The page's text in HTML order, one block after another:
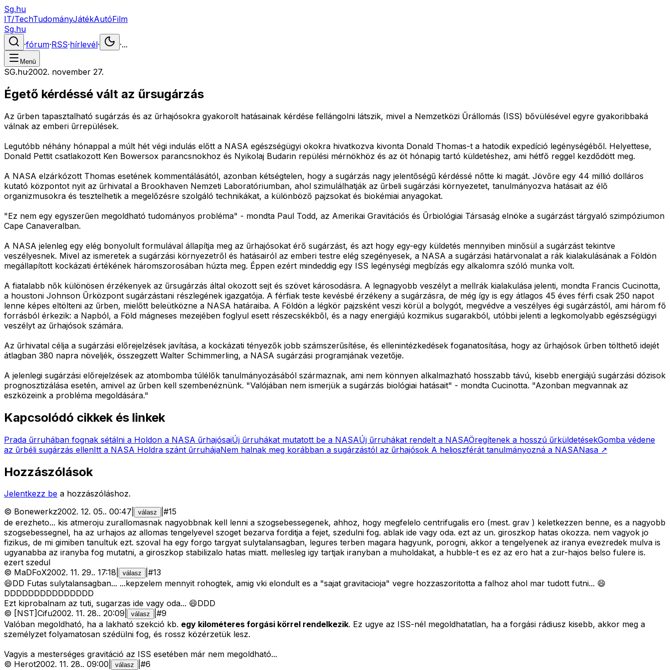
Sg.hu
IT/TechTudományJátékAutóFilm
Sg.hu
·fórum·RSS·hírlevél· ·...
Menü
SG.hu·2002. november 27.
Égető kérdéssé vált az űrsugárzás
Az űrben tapasztalható sugárzás és az űrhajósokra gyakorolt hatásainak kérdése fellángolni látszik, mivel a Nemzetközi Űrállomás (ISS) bővülésével egyre gyakoribbaká
válnak az emberi űrrepülések.
Legutóbb néhány hónappal a múlt hét végi indulás előtt a NASA egészségügyi okokra hivatkozva kivonta Donald Thomas-t a hatodik expedíció legénységéből. Helyettese,
Donald Pettit csatlakozott Ken Bowersox parancsnokhoz és Nyikolaj Budarin repülési mérnökhöz és az öt hónapig tartó küldetéshez, ami hétfő reggel kezdődött meg.
A NASA elzárkózott Thomas esetének kommentálásától, azonban kétségtelen, hogy a sugárzás nagy jelentőségű kérdéssé nőtte ki magát. Jövőre egy 44 millió dolláros
kutató központot nyit az űrhivatal a Brookhaven Nemzeti Laboratóriumban, ahol szimulálhatják az űrbeli sugárzási környezetet, tanulmányozva hatásait az élő
organizmusokra és tesztelhetik a megelőzésre szolgáló technikákat, a különböző pajzsokat és biokémiai anyagokat.
"Ez nem egy egyszerűen megoldható tudományos probléma" - mondta Paul Todd, az Amerikai Gravitációs és Űrbiológiai Társaság elnöke a sugárzást tárgyaló szimpóziumon
Cape Canaveralban.
A NASA jelenleg egy elég bonyolult formulával állapítja meg az űrhajósokat érő sugárzást, és azt hogy egy-egy küldetés mennyiben minősül a sugárzást tekintve
veszélyesnek. Mivel az ismeretek a sugárzási környezetről és hatásairól az emberi testre elég szegényesek, a NASA a sugárzási határvonalat a rák kialakulásának a Földön
megállapított kockázati értékének háromszorosában húzta meg. Éppen ezért mindeddig egy ISS legénységi megbízás egy alkalomra szóló munka volt.
A fiatalabb nők különösen érzékenyek az űrsugárzás által okozott sejt és szövet károsodásra. A legnagyobb veszélyt a mellrák kialakulása jelenti, mondta Francis Cucinotta,
a houstoni Johnson Űrközpont sugárzástani részlegének igazgatója. A férfiak teste kevésbé érzékeny a sugárzásra, de még így is egy átlagos 45 éves férfi csak 250 napot
lenne képes eltölteni az űrben, mielőtt beleütközne a NASA határaiba. A Földön a légkör pajzsként veszi körül a bolygót, megvédve a veszélyes égi sugárzástól, ami három fő
forrásból érkezik: a Napból, a Föld mágneses mezejében foglyul esett részecskékből, és a nagy energiájú kozmikus sugarakból, utóbbi jelenti a legkomolyabb egészségügyi
veszélyt az űrhajósok számára.
Az űrhivatal célja a sugárzási előrejelzések javítása, a kockázati tényezők jobb számszerűsítése, és ellenintézkedések foganatosítása, hogy az űrhajósok űrben tölthető idejét
átlagban 380 napra növeljék, összegzett Walter Schimmerling, a NASA sugárzási programjának vezetője.
A jelenlegi sugárzási előrejelzések az atombomba túlélők tanulmányozásából származnak, ami nem könnyen alkalmazható hosszabb távú, kisebb energiájú sugárzási dózisok
prognosztizálása esetén, amivel az űrben kell szembenéznünk. "Valójában nem ismerjük a sugárzás biológiai hatásait" - mondta Cucinotta. "Azonban megvannak az
eszközeink a probléma megoldására."
Kapcsolódó cikkek és linkek
Prada űrruhában fognak sétálni a Holdon a NASA űrhajósaiÚj űrruhákat mutatott be a NASAÚj űrruhákat rendelt a NASAÖregítenek a hosszú űrküldetésekGomba védene
az űrbéli sugárzás ellenItt a NASA Holdra szánt űrruhájaNem halnak meg korábban a sugárzástól az űrhajósok A helioszférát tanulmányozná a NASANasa ↗
Hozzászólások
Jelentkezz be a hozzászóláshoz.
© Bonewerkz2002. 12. 05.. 00:47 válasz #15
de erezheto... kis atmeroju zurallomasnak nagyobbnak kell lenni a szogsebessegenek, ahhoz, hogy megfelelo centrifugalis ero (mest. grav ) keletkezzen benne, es a nagyobb
szogsebessegnel, ha az urhajos az allomas tengelyevel szoget bezarva forditja a fejet, szedulni fog. ablak ide vagy oda. ezt az un. giroszkop hatas okozza. nem vagyok jo
fizikus, de mi gimiben tanultuk ezt. szoval ha egy forgo targyat sulytalansagban, legures terben magara hagyunk, porogni, akkor a tengelyenek az iranya evezredek mulva is
ugyanabba az iranyba fog mutatni, a giroszkop stabilizalo hatas miatt. mellesleg igy tartjak iranyban a muholdakat, a hubble-t es ez az ero hat a zur-hajos belso fulere is.
ezert szedul
© MaDFoX2002. 11. 29.. 17:18 válasz #13
😄DD Futas sulytalansagban... ...kepzelem mennyit rohogtek, amig vki elondult es a "sajat gravitacioja" vegre hozzaszoritotta a falhoz ahol mar tudott futni... 😄
DDDDDDDDDDDDDDD
Ezt kiprobalnam az tuti, sugarzas ide vagy oda... 😄DDD
© [NST]Cifu2002. 11. 28.. 20:09 válasz #9
Valóban megoldható, ha a lakható szekció kb. egy kilométeres forgási körrel rendelkezik. Ez ugye az ISS-nél megoldhatatlan, ha a forgási rádiusz kisebb, akkor meg a
személyzet folyamatosan szédülni fog, és rossz közérzetük lesz.
Vagyis a mesterséges gravitáció az ISS esetében már nem megoldható...
© Herot2002. 11. 28.. 09:00 válasz #6